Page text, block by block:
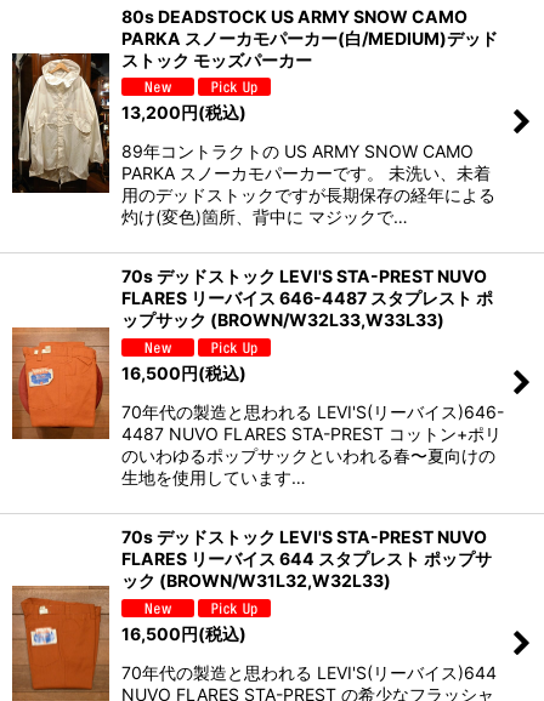
80s DEADSTOCK US ARMY SNOW CAMO
PARKA スノーカモパーカー(白/MEDIUM)デッド
ストック モッズパーカー
13,200円(税込)
89年コントラクトの US ARMY SNOW CAMO
PARKA スノーカモパーカーです。 未洗い、未着
用のデッドストックですが長期保存の経年による
灼け(変色)箇所、背中に マジックで…
70s デッドストック LEVI'S STA-PREST NUVO
FLARES リーバイス 646-4487 スタプレスト ポ
ップサック (BROWN/W32L33,W33L33)
16,500円(税込)
70年代の製造と思われる LEVI'S(リーバイス)646-
4487 NUVO FLARES STA-PREST コットン+ポリ
のいわゆるポップサックといわれる春〜夏向けの
生地を使用しています…
70s デッドストック LEVI'S STA-PREST NUVO
FLARES リーバイス 644 スタプレスト ポップサ
ック (BROWN/W31L32,W32L33)
16,500円(税込)
70年代の製造と思われる LEVI'S(リーバイス)644
NUVO FLARES STA-PREST の希少なフラッシャ